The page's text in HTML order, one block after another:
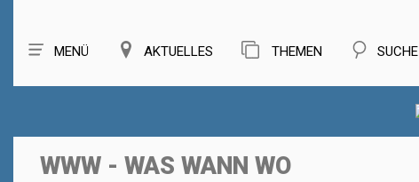
MENÜ AKTUELLES THEMEN SUCHE
WWW - WAS WANN WO